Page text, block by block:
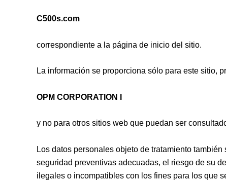
C500s.com
correspondiente a la página de inicio del sitio.
La información se proporciona sólo para este sitio,
OPM CORPORATION I
y no para otros sitios web que puedan ser
Los datos personales objeto de tratamiento
seguridad preventivas adecuadas, el riesgo de su
ilegales o incompatibles con los fines para los que